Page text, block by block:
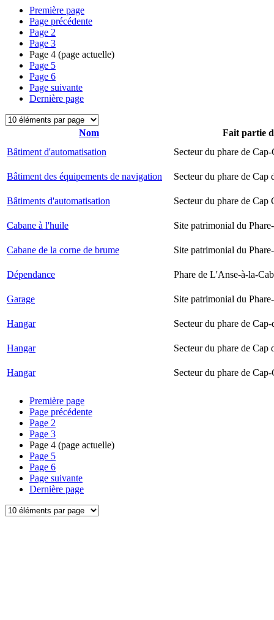
Première page
Page précédente
Page 2
Page 3
Page 4 (page actuelle)
Page 5
Page 6
Page suivante
Dernière page
Nom
Fait partie
Bâtiment d'automatisation
Secteur du phare de Cap-
Bâtiment des équipements de navigation Secteur du phare de Cap
Bâtiments d'automatisation Secteur du phare de Cap
Cabane à l'huile Site patrimonial du
Cabane de la corne de brume Site patrimonial du
Dépendance Phare de L'Anse-à-la-
Garage Site patrimonial du
Hangar Secteur du phare de Cap-
Hangar Secteur du phare de Cap
Hangar Secteur du phare de Cap-
Première page
Page précédente
Page 2
Page 3
Page 4 (page actuelle)
Page 5
Page 6
Page suivante
Dernière page